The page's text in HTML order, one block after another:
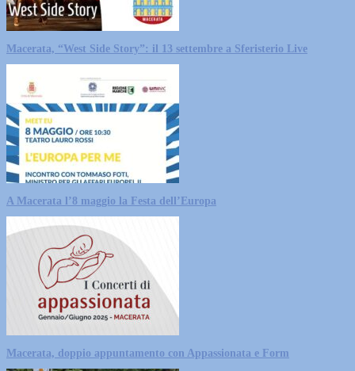
Macerata, “West Side Story”: il 13 settembre a Sferisterio Live
A Macerata l’8 maggio la Festa dell’Europa
Macerata, doppio appuntamento con Appassionata e Form